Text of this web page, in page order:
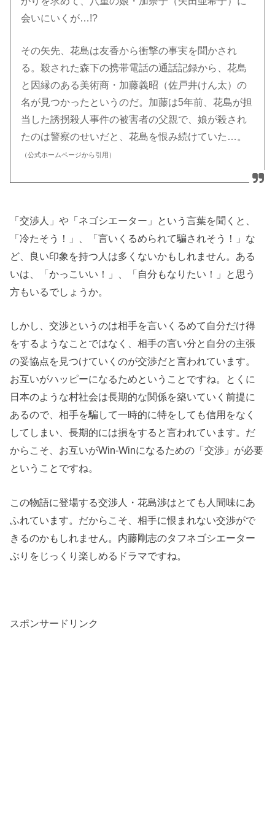
会いにいくが…!?
その矢先、花島は友香から衝撃の事実を聞かされ
る。殺された森下の携帯電話の通話記録から、花島
と因縁のある美術商・加藤義昭（佐戸井けん太）の
名が見つかったというのだ。加藤は5年前、花島が担
当した誘拐殺人事件の被害者の父親で、娘が殺され
たのは警察のせいだと、花島を恨み続けていた…。
（公式ホームページから引用）
「交渉人」や「ネゴシエーター」という言葉を聞くと、
「冷たそう！」、「言いくるめられて騙されそう！」な
ど、良い印象を持つ人は多くないかもしれません。ある
いは、「かっこいい！」、「自分もなりたい！」と思う
方もいるでしょうか。
しかし、交渉というのは相手を言いくるめて自分だけ得
をするようなことではなく、相手の言い分と自分の主張
の妥協点を見つけていくのが交渉だと言われています。
お互いがハッピーになるためということですね。とくに
日本のような村社会は長期的な関係を築いていく前提に
あるので、相手を騙して一時的に特をしても信用をなく
してしまい、長期的には損をすると言われています。だ
からこそ、お互いがWin-Winになるための「交渉」が必要
ということですね。
この物語に登場する交渉人・花島渉はとても人間味にあ
ふれています。だからこそ、相手に恨まれない交渉がで
きるのかもしれません。内藤剛志のタフネゴシエーター
ぶりをじっくり楽しめるドラマですね。
スポンサードリンク